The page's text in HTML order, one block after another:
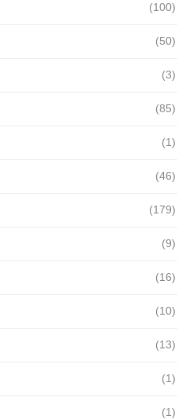
(100)
(50)
(3)
(85)
(1)
(46)
(179)
(9)
(16)
(10)
(13)
(1)
(1)